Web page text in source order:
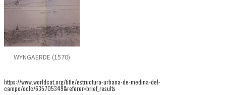
WYNGAERDE (1570)
https://www.worldcat.org/title/estructura-urbana-de-medina-del-
campo/oclc/635705349&referer=brief_results